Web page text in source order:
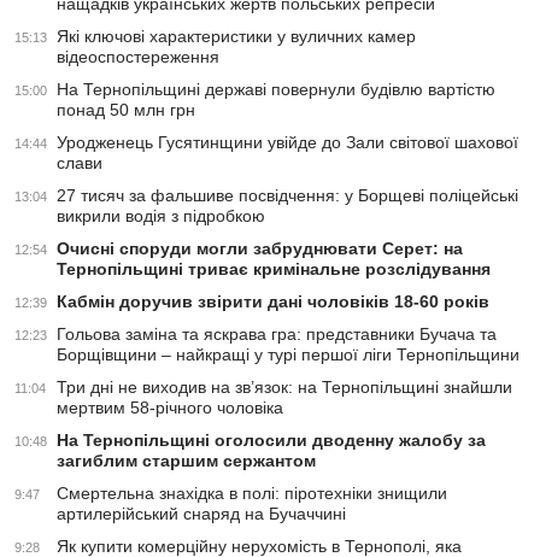
15:13
Які ключові характеристики у вуличних камер
відеоспостереження
15:00
На Тернопільщині державі повернули будівлю вартістю
понад 50 млн грн
14:44
Уродженець Гусятинщини увійде до Зали світової шахової
слави
13:04
27 тисяч за фальшиве посвідчення: у Борщеві поліцейські
викрили водія з підробкою
12:54
Очисні споруди могли забруднювати Серет: на
Тернопільщині триває кримінальне розслідування
12:39 Кабмін доручив звірити дані чоловіків 18-60 років
12:23
Гольова заміна та яскрава гра: представники Бучача та
Борщівщини – найкращі у турі першої ліги Тернопільщини
11:04
Три дні не виходив на зв’язок: на Тернопільщині знайшли
мертвим 58-річного чоловіка
10:48
На Тернопільщині оголосили дводенну жалобу за
загиблим старшим сержантом
9:47
Смертельна знахідка в полі: піротехніки знищили
артилерійський снаряд на Бучаччині
9:28
Як купити комерційну нерухомість в Тернополі, яка